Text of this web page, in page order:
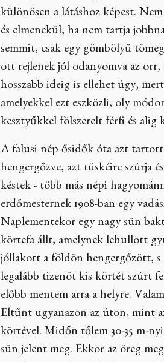
különösen a látáshoz képest.
és elmenekül, ha nem tartja
semmit, csak egy gömbölyű
ott rejlenek jól odanyomva az
hosszabb ideig is ellehet úgy,
amelyekkel ezt eszközli, oly
kesztyűkkel fölszerelt férfi és alig
A falusi nép ősidők óta azt
hengergőzve, azt tüskéire szúrja
késtek - több más népi
erdőmesternek 1908-ban egy
Naplementekor egy nagy sün
körtefa állt, amelynek lehullott
jóllakott a földön hengergőzött, s
legalább tizenöt kis körtét szúrt
előbb mentem arra a helyre.
Eltűnt ugyanazon az úton, mint
körtével. Midőn tőlem 30-35 m-
sün jelent meg. Ekkor az öreg